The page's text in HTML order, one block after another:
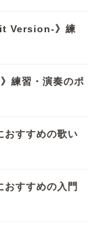
Version-》練
練習・演奏のポ
おすすめの歌い
おすすめの入門